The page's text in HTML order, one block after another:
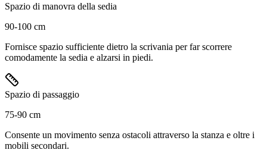
Spazio di manovra della sedia
90-100 cm
Fornisce spazio sufficiente dietro la scrivania per far scorrere
comodamente la sedia e alzarsi in piedi.
Spazio di passaggio
75-90 cm
Consente un movimento senza ostacoli attraverso la stanza e oltre i
mobili secondari.